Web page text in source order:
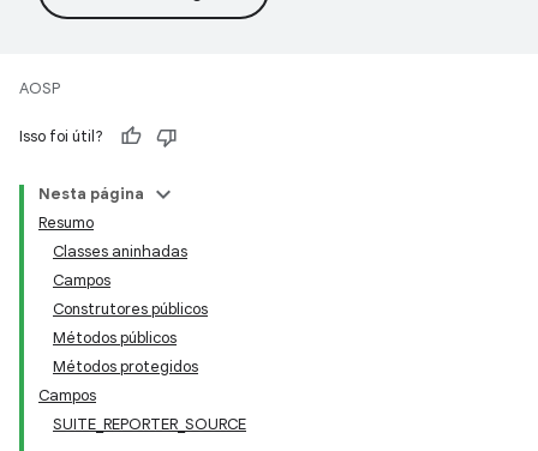
AOSP
Isso foi útil?
Nesta página
Resumo
Classes aninhadas
Campos
Construtores públicos
Métodos públicos
Métodos protegidos
Campos
SUITE_REPORTER_SOURCE